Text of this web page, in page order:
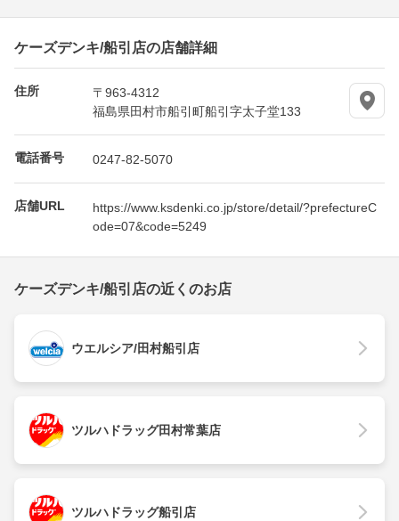
ケーズデンキ/船引店の店舗詳細
住所
〒963-4312
福島県田村市船引町船引字太子堂133
電話番号 0247-82-5070
店舗URL
https://www.ksdenki.co.jp/store/detail/?prefectureC
ode=07&code=5249
ケーズデンキ/船引店の近くのお店
ウエルシア/田村船引店
ツルハドラッグ田村常葉店
ツルハドラッグ船引店